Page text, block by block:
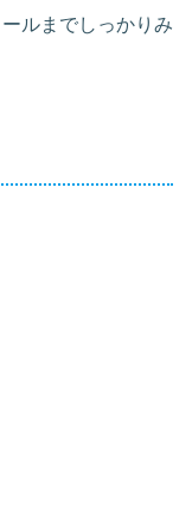
ルまでしっかりみ